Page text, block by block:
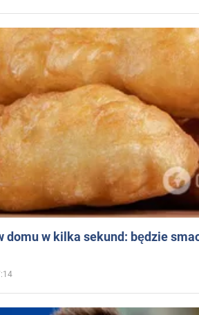
domu w kilka sekund: będzie